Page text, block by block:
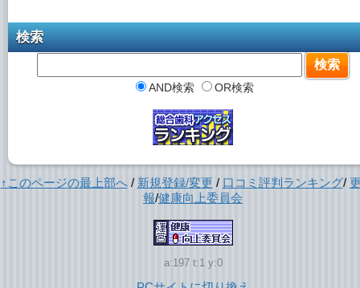
検索
AND検索 OR検索
↑このページの最上部へ/ 新規登録/変更 / 口コミ評判ランキング/
報/健康向上委員会
a:197 t:1 y:0